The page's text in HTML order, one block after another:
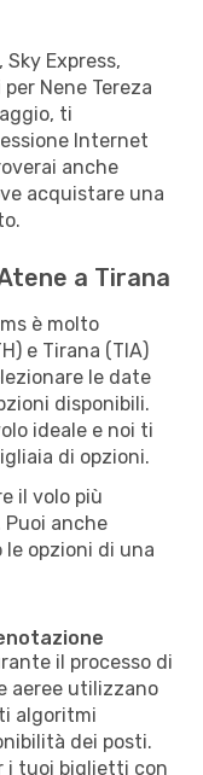
Express,
Nene Tereza
ti
Internet
anche
acquistare una
a Tirana
è molto
e Tirana (TIA)
le date
disponibili.
ideale e noi ti
di opzioni.
il volo più
anche
opzioni di una
il processo di
aeree utilizzano
algoritmi
dei posti.
i tuoi biglietti con